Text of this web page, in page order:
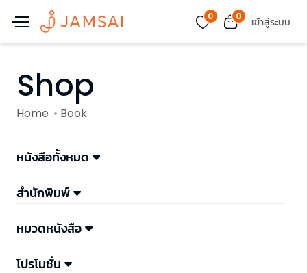
0 0 เข้าสู่ระบบ
Shop
Home Book
หนังสือทั้งหมด
สำนักพิมพ์
หมวดหนังสือ
โปรโมชั่น